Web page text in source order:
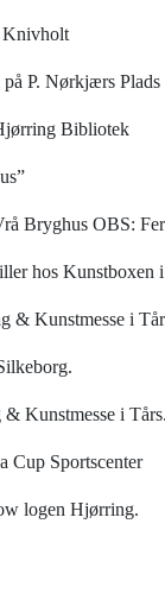
Knivholt
P. Nørkjærs Plads
Bibliotek
Bryghus OBS:
hos Kunstboxen
& Kunstmesse i
Kunstmesse i Tårs.
Cup Sportscenter
logen Hjørring.